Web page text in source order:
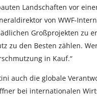
Landschaften vor
von WWF-
Großprojekten zu
zu den Besten zählen.
in Kauf.“
auch die globale
bei internationalen